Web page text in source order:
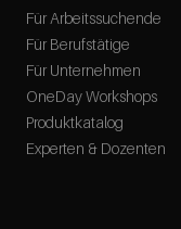
Für Arbeitssuchende
Für Berufstätige
Für Unternehmen
OneDay Workshops
Produktkatalog
Experten & Dozenten